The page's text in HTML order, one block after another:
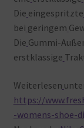
Die eingespritzte
bei geringem
Die Gummi-
erstklassige
Weiterlesen
https://
-womens-shoe-